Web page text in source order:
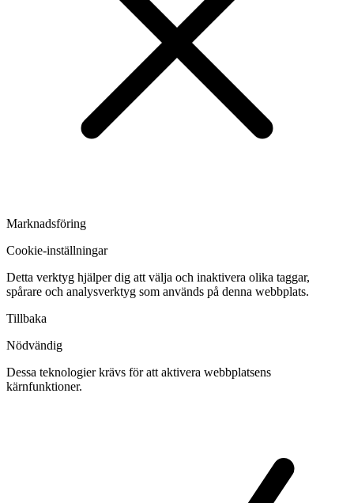
Marknadsföring
Cookie-inställningar
Detta verktyg hjälper dig att välja och inaktivera olika taggar,
spårare och analysverktyg som används på denna webbplats.
Tillbaka
Nödvändig
Dessa teknologier krävs för att aktivera webbplatsens
kärnfunktioner.